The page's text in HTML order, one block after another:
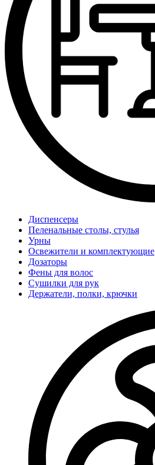
Диспенсеры
Пеленальные столы, стулья
Урны
Освежители и комплектующие
Дозаторы
Фены для волос
Сушилки для рук
Держатели, полки, крючки